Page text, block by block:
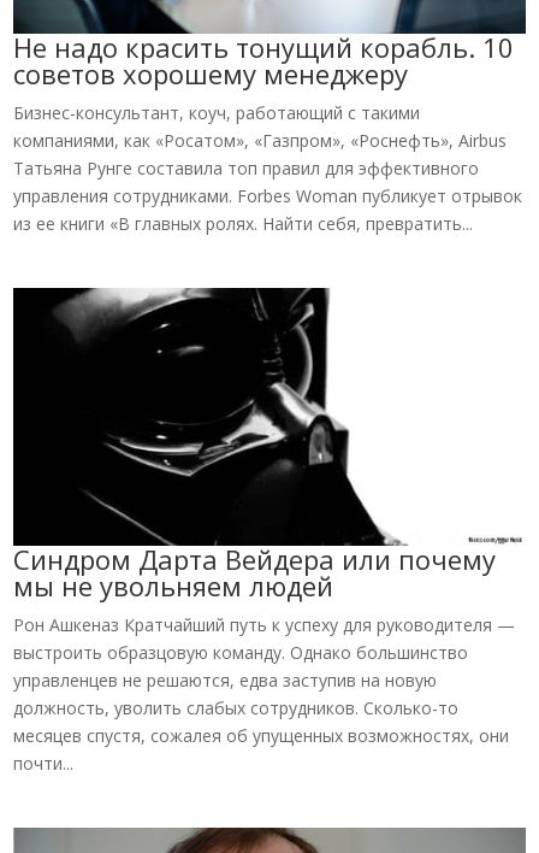
Не надо красить тонущий корабль. 10
советов хорошему менеджеру
Бизнес-консультант, коуч, работающий с такими
компаниями, как «Росатом», «Газпром», «Роснефть», Airbus
Татьяна Рунге составила топ правил для эффективного
управления сотрудниками. Forbes Woman публикует отрывок
из ее книги «В главных ролях. Найти себя, превратить...
Синдром Дарта Вейдера или почему
мы не увольняем людей
Рон Ашкеназ Кратчайший путь к успеху для руководителя —
выстроить образцовую команду. Однако большинство
управленцев не решаются, едва заступив на новую
должность, уволить слабых сотрудников. Сколько-то
месяцев спустя, сожалея об упущенных возможностях, они
почти...